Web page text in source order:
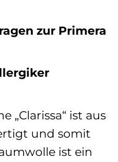
zur Primera
„Clarissa“ ist aus
und somit
ist ein